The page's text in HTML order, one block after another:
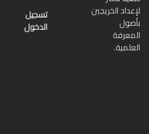
لإعداد الخريجين
بأصول
المعرفة
العلمية.
تسجيل
الدخول